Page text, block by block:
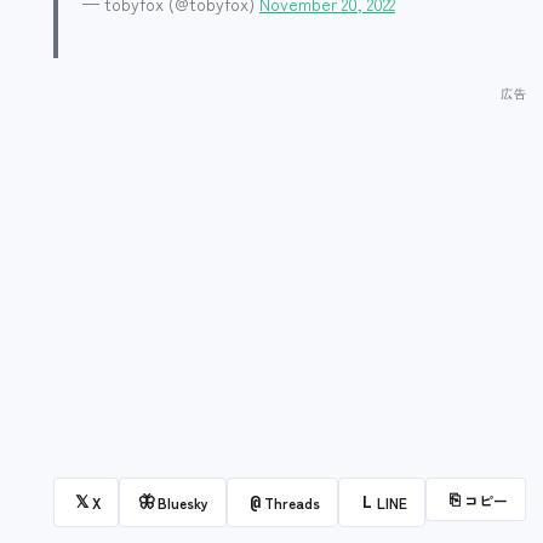
𝕏X 🦋Bluesky @ Threads L LINE ⎘ コピー